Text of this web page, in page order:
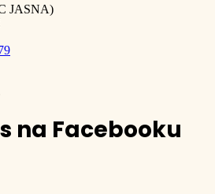
JASNA)
na Facebooku